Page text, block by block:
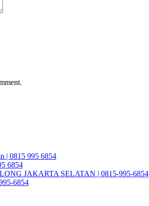
| 0815 995 6854
6854
JAKARTA SELATAN | 0815-995-6854
6854